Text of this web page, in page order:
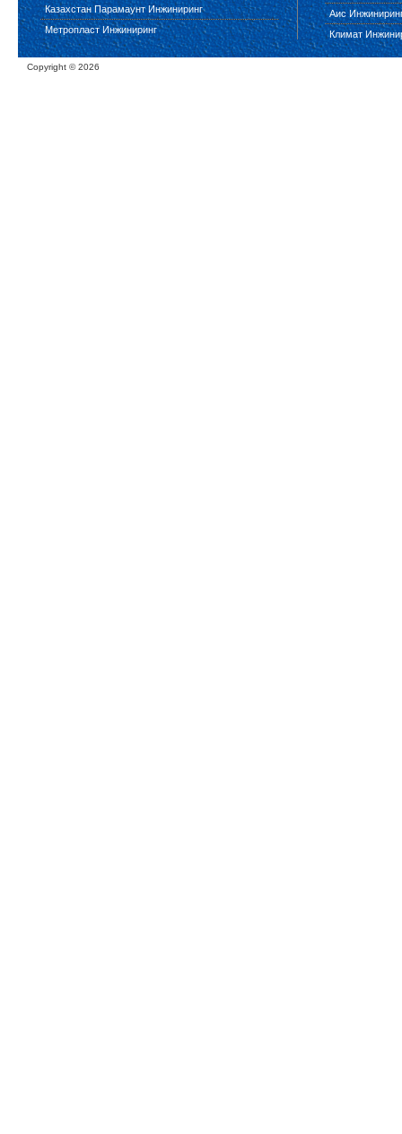
Казахстан Парамаунт Инжиниринг
Метропласт Инжиниринг
Аис
Климат
Copyright ©2026